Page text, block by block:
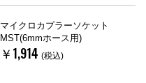
マイクロカプラーソケット
MST(6mmホース用)
￥1,914 (税込)